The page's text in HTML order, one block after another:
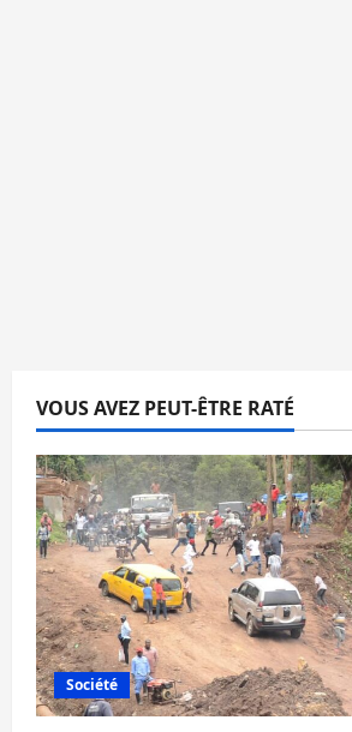
VOUS AVEZ PEUT-ÊTRE RATÉ
Société